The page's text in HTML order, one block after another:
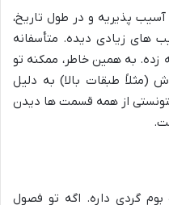
پذیریه و در طول تاریخ،
های زیادی دیده. متأسفانه
به همین خاطر، ممکنه تو
(مثلاً طبقات بالا) به دلیل
از همه قسمت ها دیدن
گردی داره. اگه تو فصول